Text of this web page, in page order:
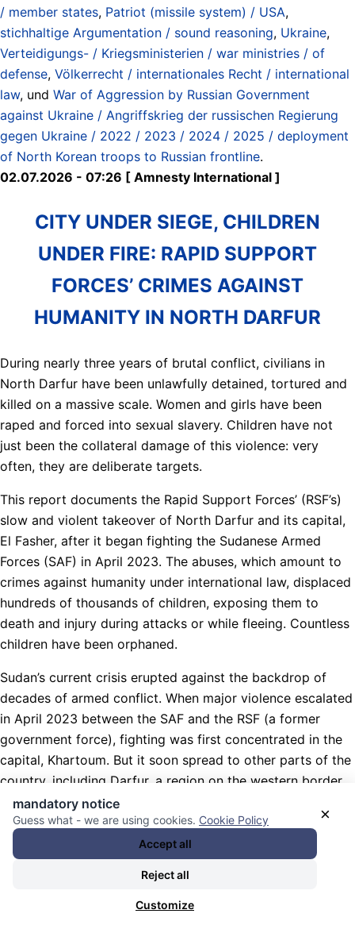
/ member states, Patriot (missile system) / USA,
stichhaltige Argumentation / sound reasoning, Ukraine,
Verteidigungs- / Kriegsministerien / war ministries / of
defense, Völkerrecht / internationales Recht / international
law, und War of Aggression by Russian Government
against Ukraine / Angriffskrieg der russischen Regierung
gegen Ukraine / 2022 / 2023 / 2024 / 2025 / deployment
of North Korean troops to Russian frontline.
02.07.2026 - 07:26 [ Amnesty International ]
CITY UNDER SIEGE, CHILDREN
UNDER FIRE: RAPID SUPPORT
FORCES’ CRIMES AGAINST
HUMANITY IN NORTH DARFUR
During nearly three years of brutal conflict, civilians in
North Darfur have been unlawfully detained, tortured and
killed on a massive scale. Women and girls have been
raped and forced into sexual slavery. Children have not
just been the collateral damage of this violence: very
often, they are deliberate targets.
This report documents the Rapid Support Forces’ (RSF’s)
slow and violent takeover of North Darfur and its capital,
El Fasher, after it began fighting the Sudanese Armed
Forces (SAF) in April 2023. The abuses, which amount to
crimes against humanity under international law, displaced
hundreds of thousands of children, exposing them to
death and injury during attacks or while fleeing. Countless
children have been orphaned.
Sudan’s current crisis erupted against the backdrop of
decades of armed conflict. When major violence escalated
in April 2023 between the SAF and the RSF (a former
government force), fighting was first concentrated in the
capital, Khartoum. But it soon spread to other parts of the
country, including Darfur, a region on the western border
with Chad that has been wracked by cycles of conflict
since the early 2000s. By November 2023, the RSF
controlled four of the five state capitals in Darfur.
El Fasher was the lone holdout and last major stronghold
×
mandatory notice
Guess what - we are using cookies. Cookie Policy
Accept all
Reject all
Customize